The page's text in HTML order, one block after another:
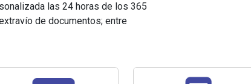
las 24 horas de los 365
de documentos; entre